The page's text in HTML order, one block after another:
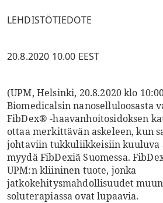
LEHDISTÖTIEDOTE
20.8.2020 10.00 EEST
(UPM, Helsinki, 20.8.2020 klo
Biomedicalsin nanoselluloosasta
FibDex® -haavanhoitosidoksen
ottaa merkittävän askeleen, kun
johtaviin tukkuliikkeisiin kuuluva
myydä FibDexiä Suomessa.
UPM:n kliininen tuote, jonka
jatkokehitysmahdollisuudet muun
soluterapiassa ovat lupaavia.